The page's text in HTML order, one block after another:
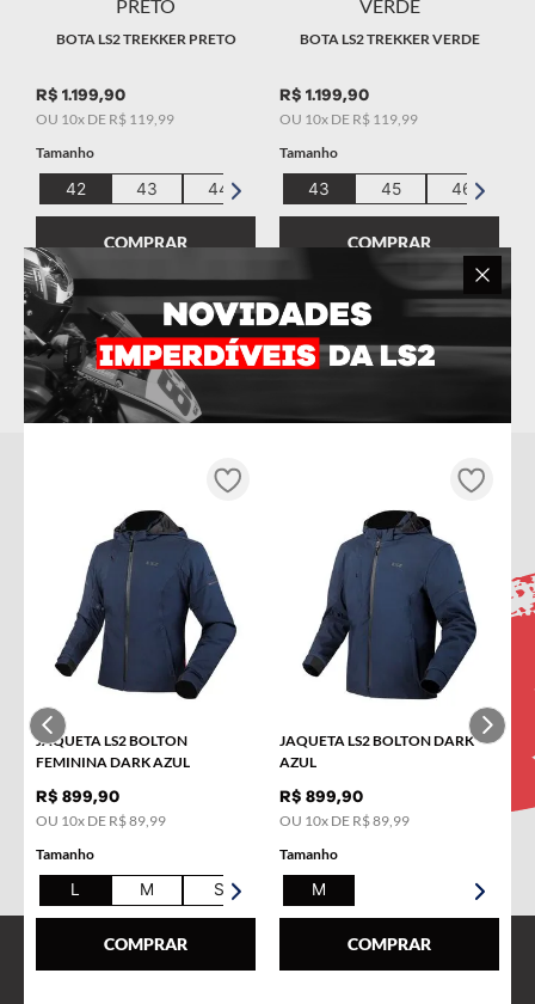
JAQUETA LS2 BOLTON
FEMININA DARK AZUL
R$ 899,90
OU 10x DE R$89 99
Tamanho
L M S
COMPRAR
JAQUETA LS2 BOLTON DARK
AZUL
R$ 899,90
OU 10x DE R$89 99
Tamanho
M
COMPRAR
BOTA LS2 TREKKER PRETO
R$ 1.199,90
OU 10x DE R$ 119,99
Tamanho
42 43 44
COMPRAR
BOTA LS2 TREKKER VERDE
R$ 1.199,90
OU 10x DE R$ 119,99
Tamanho
43 45 46
COMPRAR
INSCREVA-SE NA NOSSA
NEWSLETTER!
Receba novidades e promoções por e-mail e seja avisado
em primeira mão!
Nome
E-mail